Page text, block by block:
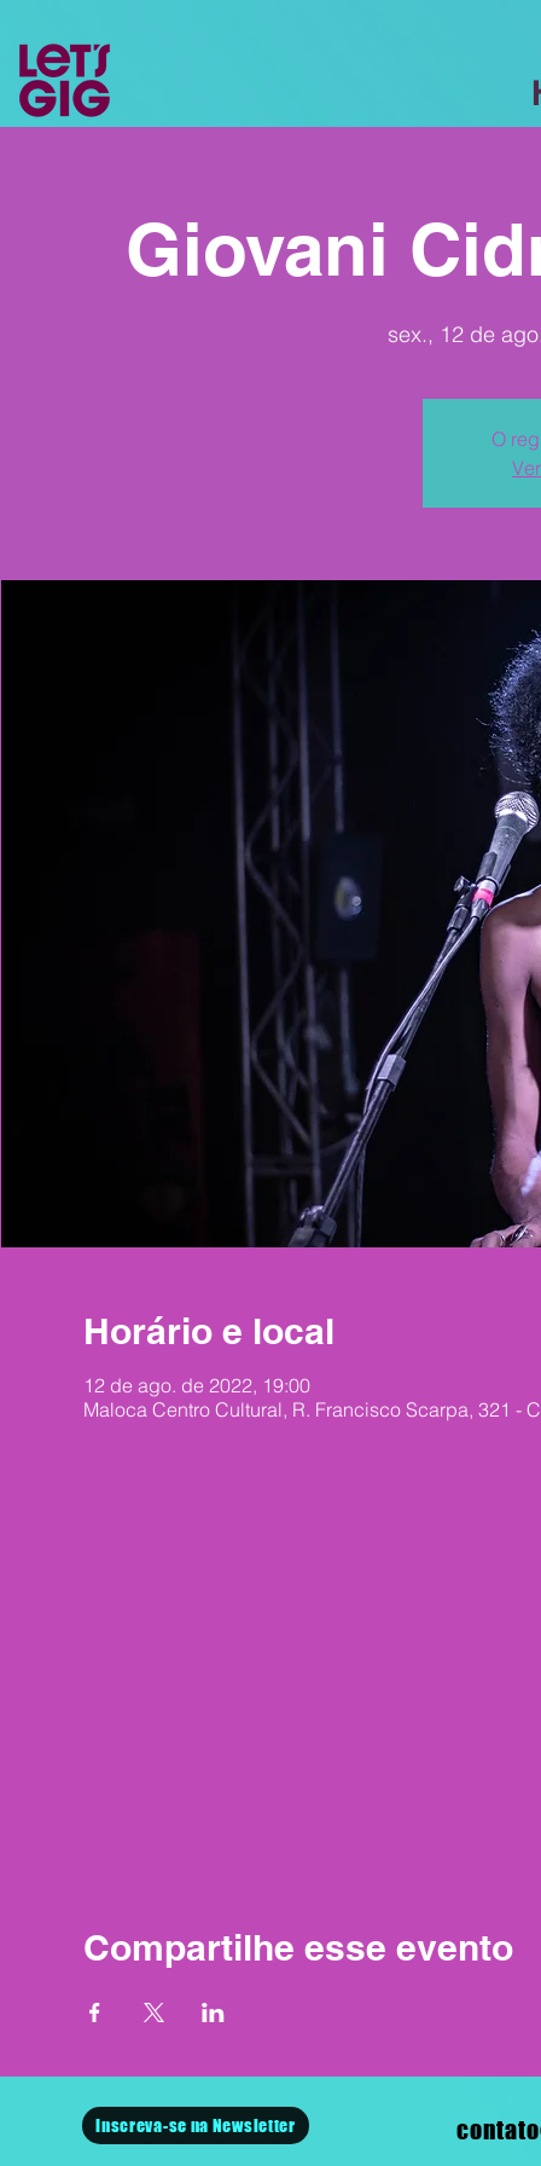
Giovani
sex., 12 de
O
Horário e local
12 de ago. de 2022, 19:00
Maloca Centro Cultural, R. Francisco Scarpa, 321 -
Compartilhe esse evento
Inscreva-se na Newsletter